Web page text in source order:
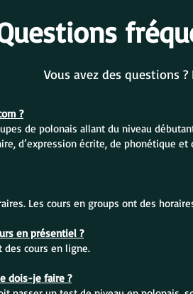
Vous avez des questions
?
de polonais allant du niveau
d’expression écrite, de phonétique
Les cours en groups ont des
en présentiel ?
des cours en ligne.
dois-je faire ?